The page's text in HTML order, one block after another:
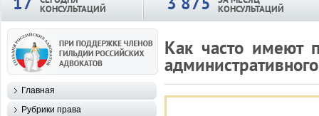
КОНСУЛЬТАЦИЙ КОНСУЛЬТАЦИЙ
Как часто имеют
Главная
Рубрики права